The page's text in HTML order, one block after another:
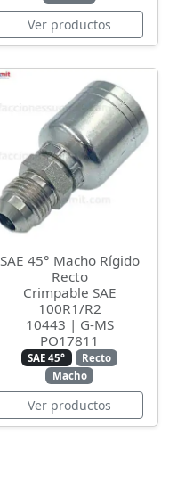
Ver productos
SAE 45° Macho Rígido
Recto
Crimpable SAE
100R1/R2
10443 | G-MS
PO17811
SAE 45°
Recto
Macho
Ver productos